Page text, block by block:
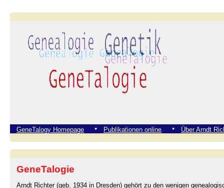
GeneTalogy Homepage Publikationen online Über Arndt
GeneTalogie
Arndt Richter (geb. 1934 in Dresden) gehört zu den wenigen